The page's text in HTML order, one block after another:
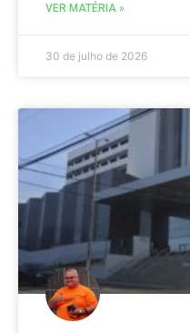
VER MATÉRIA »
30 de julho de 2026